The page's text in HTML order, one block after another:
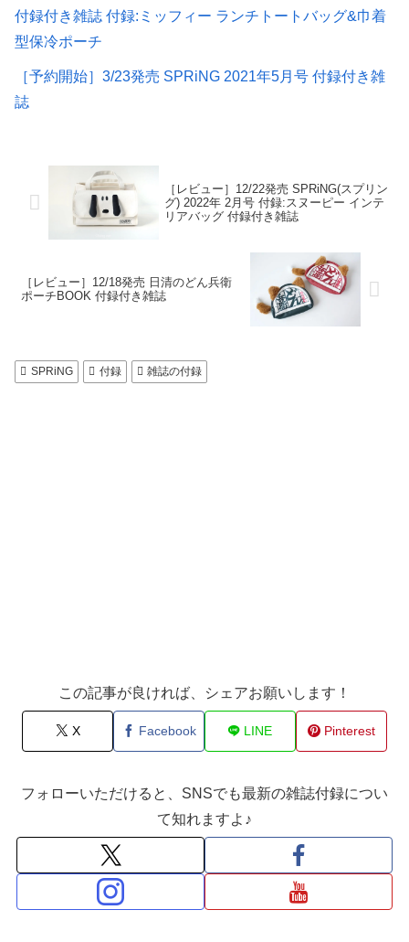
付録付き雑誌 付録:ミッフィー ランチトートバッグ&巾着
型保冷ポーチ
［予約開始］3/23発売 SPRiNG 2021年5月号 付録付き雑
誌
［レビュー］12/22発売 SPRiNG(スプリン
グ) 2022年 2月号 付録:スヌーピー インテ
リアバッグ 付録付き雑誌
［レビュー］12/18発売 日清のどん兵衛
ポーチBOOK 付録付き雑誌
SPRiNG 付録 雑誌の付録
この記事が良ければ、シェアお願いします！
X Facebook LINE Pinterest
フォローいただけると、SNSでも最新の雑誌付録につい
て知れますよ♪